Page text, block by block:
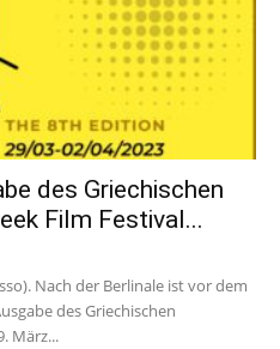
des Griechischen
Film Festival...
Nach der Berlinale ist vor dem
des Griechischen
März...